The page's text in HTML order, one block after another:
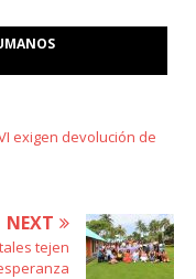
exigen devolución de
NEXT
tejen